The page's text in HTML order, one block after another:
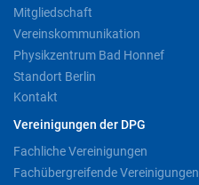
Mitgliedschaft
Vereinskommunikation
Physikzentrum Bad Honnef
Standort Berlin
Kontakt
Vereinigungen der DPG
Fachliche Vereinigungen
Fachübergreifende Vereinigungen